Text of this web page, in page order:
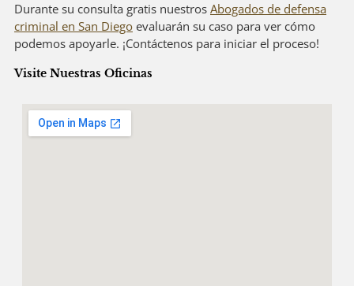
Durante su consulta gratis nuestros Abogados de defensa
criminal en San Diego evaluarán su caso para ver cómo
podemos apoyarle. ¡Contáctenos para iniciar el proceso!
Visite Nuestras Oficinas